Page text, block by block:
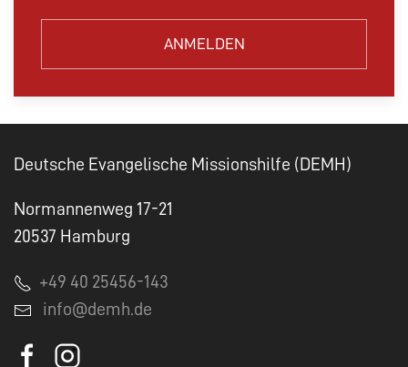
ANMELDEN
Deutsche Evangelische Missionshilfe (DEMH)
Normannenweg 17-21
20537 Hamburg
+49 40 25456-143
info@demh.de